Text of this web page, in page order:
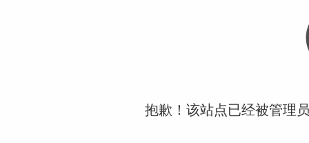
抱歉！该站点已经被管理